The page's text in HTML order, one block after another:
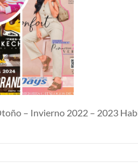
– Invierno 2022 – 2023